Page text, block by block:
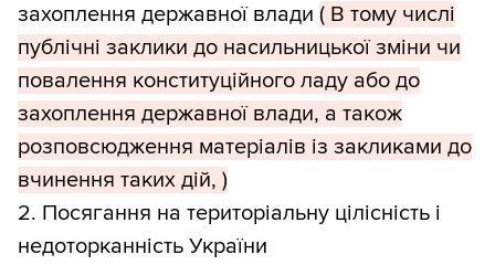
захоплення державної влади ( В тому числі
публічні заклики до насильницької зміни чи
повалення конституційного ладу або до
захоплення державної влади, а також
розповсюдження матеріалів із закликами до
вчинення таких дій, )
2. Посягання на територіальну цілісність і
недоторканність України